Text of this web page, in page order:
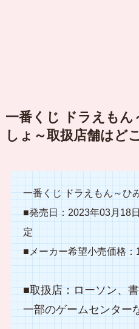
一番くじ ドラえもん
しょ～取扱店舗はど
一番くじ ドラえもん～ひ
■発売日：2023年03月18
定
■メーカー希望小売価格
■取扱店：ローソン、
一部のゲームセンター